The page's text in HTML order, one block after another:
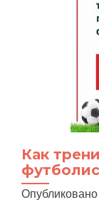
Как
Опубликовано